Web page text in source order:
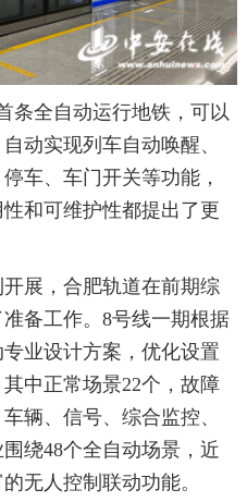
全自动运行地铁，可以
动实现列车自动唤醒、
车、车门开关等功能，
和可维护性都提出了更
展，合肥轨道在前期综
备工作。8号线一期根据
业设计方案，优化设置
中正常场景22个，故障
辆、信号、综合监控、
绕48个全自动场景，近
无人控制联动功能。